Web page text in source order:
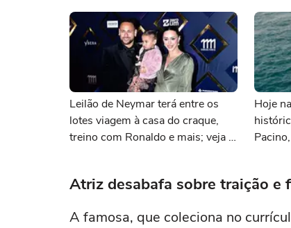
Leilão de Neymar terá entre os
lotes viagem à casa do craque,
treino com Ronaldo e mais; veja a
Hoje
Atriz desabafa sobre traição e
A famosa, que coleciona no